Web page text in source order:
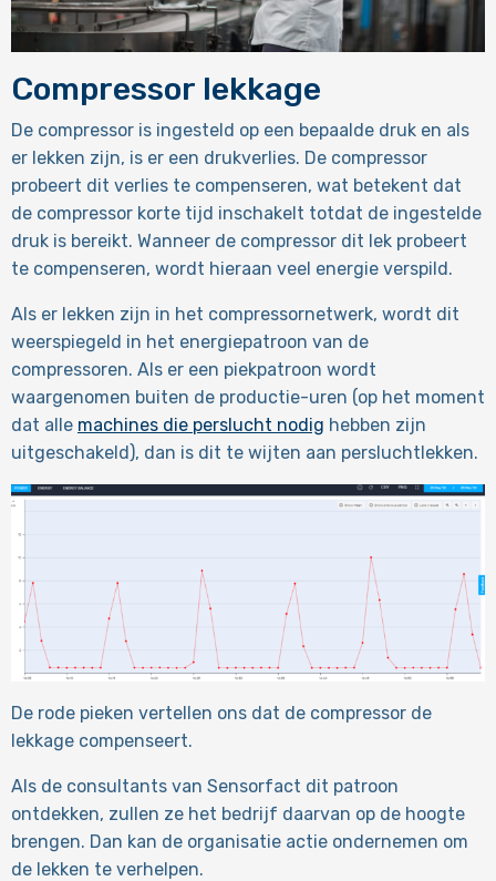
Compressor lekkage
De compressor is ingesteld op een bepaalde druk en als
er lekken zijn, is er een drukverlies. De compressor
probeert dit verlies te compenseren, wat betekent dat
de compressor korte tijd inschakelt totdat de ingestelde
druk is bereikt. Wanneer de compressor dit lek probeert
te compenseren, wordt hieraan veel energie verspild.
Als er lekken zijn in het compressornetwerk, wordt dit
weerspiegeld in het energiepatroon van de
compressoren. Als er een piekpatroon wordt
waargenomen buiten de productie-uren (op het moment
dat alle machines die perslucht nodig hebben zijn
uitgeschakeld), dan is dit te wijten aan persluchtlekken.
De rode pieken vertellen ons dat de compressor de
lekkage compenseert.
Als de consultants van Sensorfact dit patroon
ontdekken, zullen ze het bedrijf daarvan op de hoogte
brengen. Dan kan de organisatie actie ondernemen om
de lekken te verhelpen.